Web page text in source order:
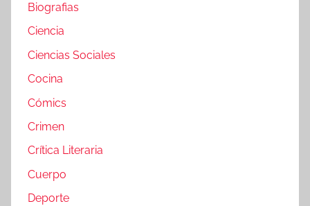
Biografias
Ciencia
Ciencias Sociales
Cocina
Cómics
Crimen
Crítica Literaria
Cuerpo
Deporte